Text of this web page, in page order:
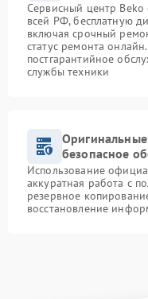
Сервисный центр Beko
всей РФ, бесплатную
включая срочный
статус ремонта
постгарантийное
службы техники
безопасное
Использование
аккуратная работа с
резервное
восстановление